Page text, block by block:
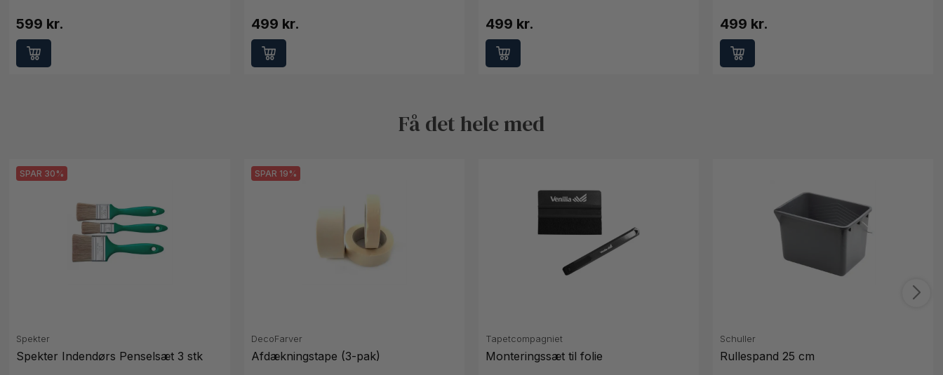
599 kr. 499 kr. 499 kr. 499 kr.
Få det hele med
SPAR 30%
Spekter
Spekter Indendørs Penselsæt 3 stk
SPAR 19%
DecoFarver
Afdækningstape (3-pak)
Tapetcompagniet
Monteringssæt til folie
Schuller
Rullespand 25 cm